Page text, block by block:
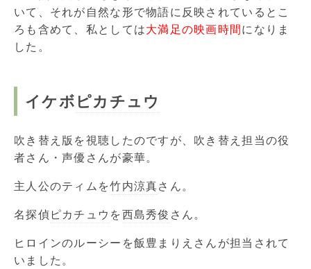
いて、それが自然な形で物語に反映されているとこ
ろも含めて、私としては大満足の映画時間になりま
した。
イケボピカチュウ
吹き替え版を視聴したのですが、吹き替え担当の役
者さん・声優さんが豪華。
主人公のティムを竹内涼真さん。
名探偵ピカチュウ を西島秀俊 さん。
ヒロインのルーシーを飯豊まりえさんが担当されて
いました。